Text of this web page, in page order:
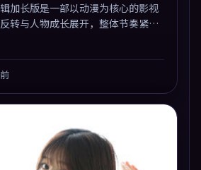
加长版是一部以动漫为核心的影视
转与人物成长展开，整体节奏紧